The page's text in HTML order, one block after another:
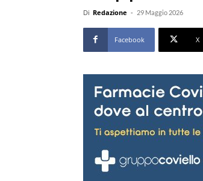
Di Redazione - 29 Maggio 2026
Facebook X